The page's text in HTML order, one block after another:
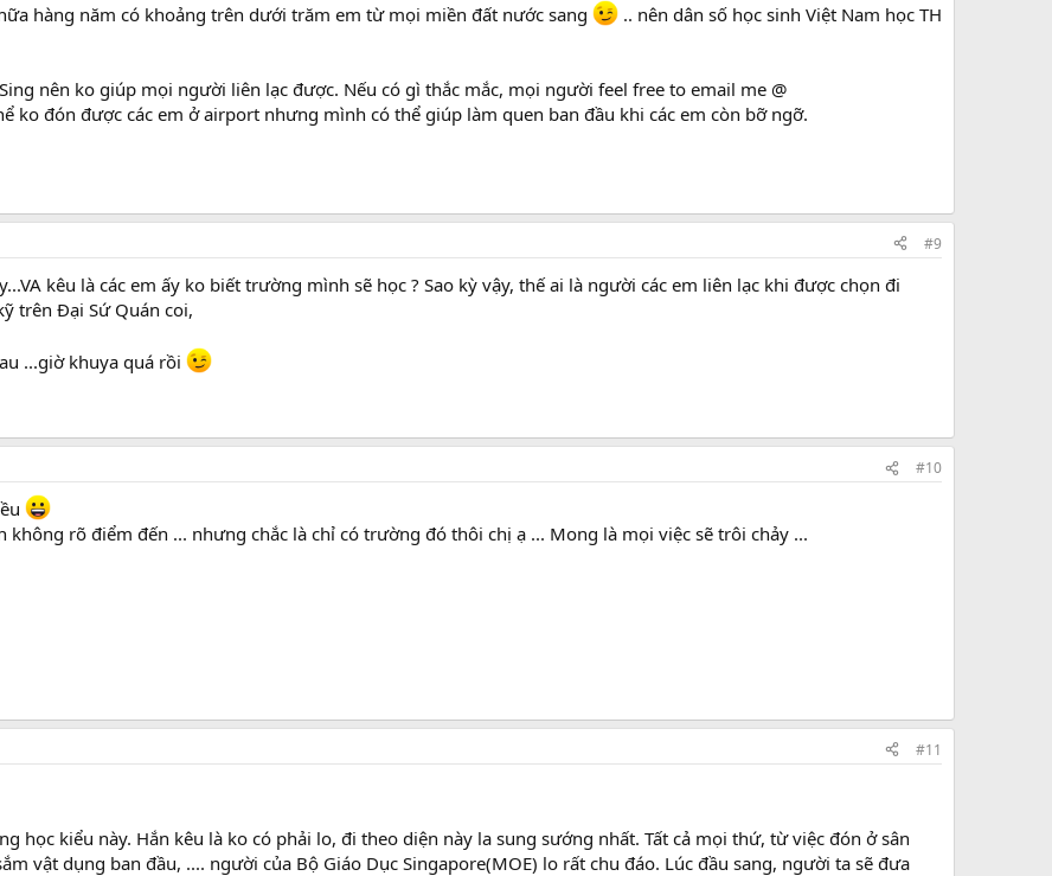
hàng năm có khoảng trên dưới trăm em từ mọi miền đất nước sang
.. nên dân số học sinh Việt Nam học TH
nên ko giúp mọi người liên lạc được. Nếu có gì thắc mắc, mọi người feel free to email me @
ko đón được các em ở airport nhưng mình có thể giúp làm quen ban đầu khi các em còn bỡ ngỡ.
#9
kêu là các em ấy ko biết trường mình sẽ học ? Sao kỳ vậy, thế ai là người các em liên lạc khi được chọn đi
trên Đại Sứ Quán coi,
...giờ khuya quá rồi
#10
không rõ điểm đến ... nhưng chắc là chỉ có trường đó thôi chị ạ ... Mong là mọi việc sẽ trôi chảy ...
#11
học kiểu này. Hắn kêu là ko có phải lo, đi theo diện này la sung sướng nhất. Tất cả mọi thứ, từ việc đón ở sân
vật dụng ban đầu, .... người của Bộ Giáo Dục Singapore(MOE) lo rất chu đáo. Lúc đầu sang, người ta sẽ đưa